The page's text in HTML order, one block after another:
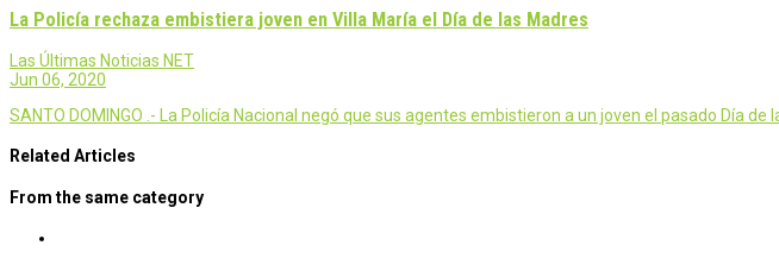
La Policía rechaza embistiera joven en Villa María el Día de las Madres
Las Últimas Noticias NET
Jun 06, 2020
SANTO DOMINGO .- La Policía Nacional negó que sus agentes embistieron a un joven el pasado Día de
Related Articles
From the same category